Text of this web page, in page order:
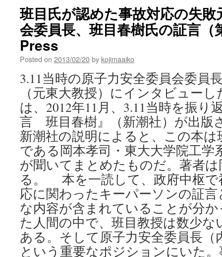
の
全
電
源
失
対
策
が
「秘
密
扱
い」
保
安
院
課
長
も
見
ら
れ
ず
via
Huffington
Post
班目氏が認めた事故対応の失敗
会委員長、班目春樹氏の証言
Press
Posted on 2013/02/20by kojimaaiko
3.11当時の原子力安全委員会委員
（元東大教授）にインタビュー
は、2012年11月、3.11当時を振り
言 班目春樹』（新潮社）が出版
新潮社の説明によると、この本
である岡本孝司・東大大学院工学
が聞いてまとめたものだ。著者
る。 本を一読して、政府中枢で
応に関わったキーパーソンの証
な内容が含まれていることが分
た人間の中で、班目教授は数少な
ある。そして原子力安全委員長（
という重要なポジションにいた